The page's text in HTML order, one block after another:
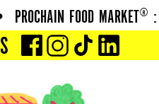
FOOD MARKET® :